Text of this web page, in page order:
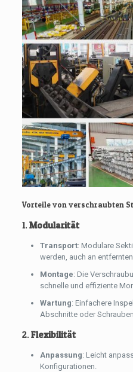
Vorteile von verschraubten
1. Modularität
Transport: Modulare
werden, auch an
Montage: Die
schnelle und effiziente
Wartung: Einfachere
Abschnitte oder
2. Flexibilität
Anpassung: Leicht
Konfigurationen.